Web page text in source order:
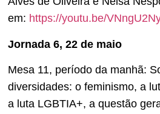
em: https://youtu.be/
Jornada 6, 22 de maio
Mesa 11, período da manhã:
diversidades: o feminismo, a
a luta LGBTIA+, a questão